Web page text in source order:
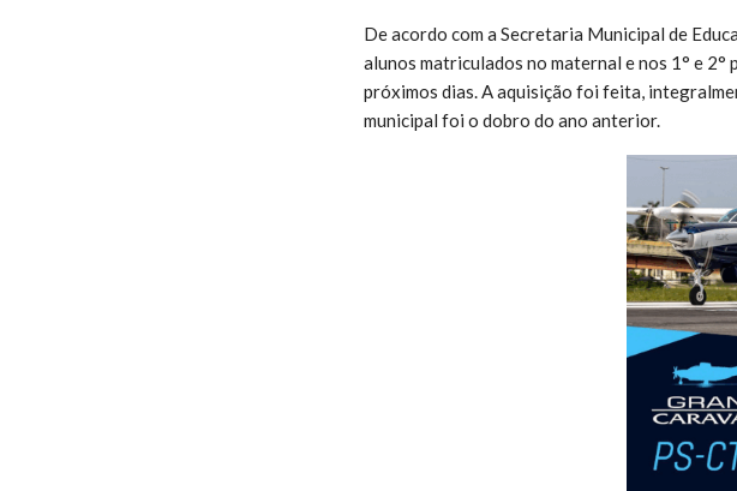
De acordo com a Secretaria Municipal de
alunos matriculados no maternal e nos 1° e
próximos dias. A aquisição foi feita,
municipal foi o dobro do ano anterior.